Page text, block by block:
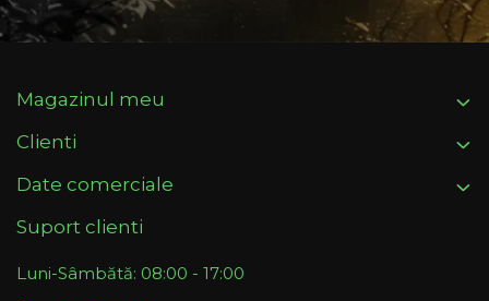
Magazinul meu
Clienti
Date comerciale
Suport clienti
Luni-Sâmbătă: 08:00 - 17:00